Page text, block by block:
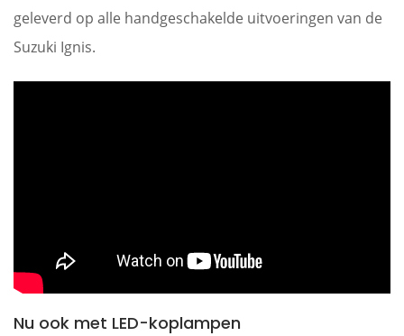
geleverd op alle handgeschakelde uitvoeringen van de
Suzuki Ignis.
Nu ook met LED-koplampen